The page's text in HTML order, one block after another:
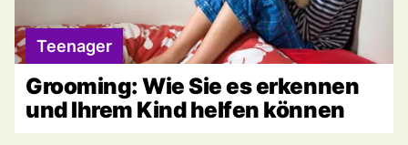
Teenager
Grooming: Wie Sie es erkennen
und Ihrem Kind helfen können